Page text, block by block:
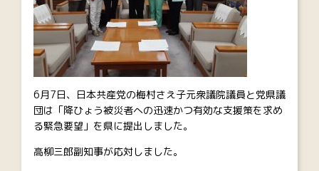
6月7日、日本共産党の梅村さえ子元衆議院議員と党県議
団は「降ひょう被災者への迅速かつ有効な支援策を求め
る緊急要望」を県に提出しました。
高柳三郎副知事が応対しました。